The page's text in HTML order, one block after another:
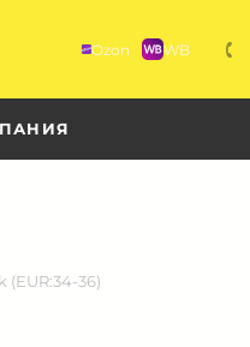
Ozon WB
36)